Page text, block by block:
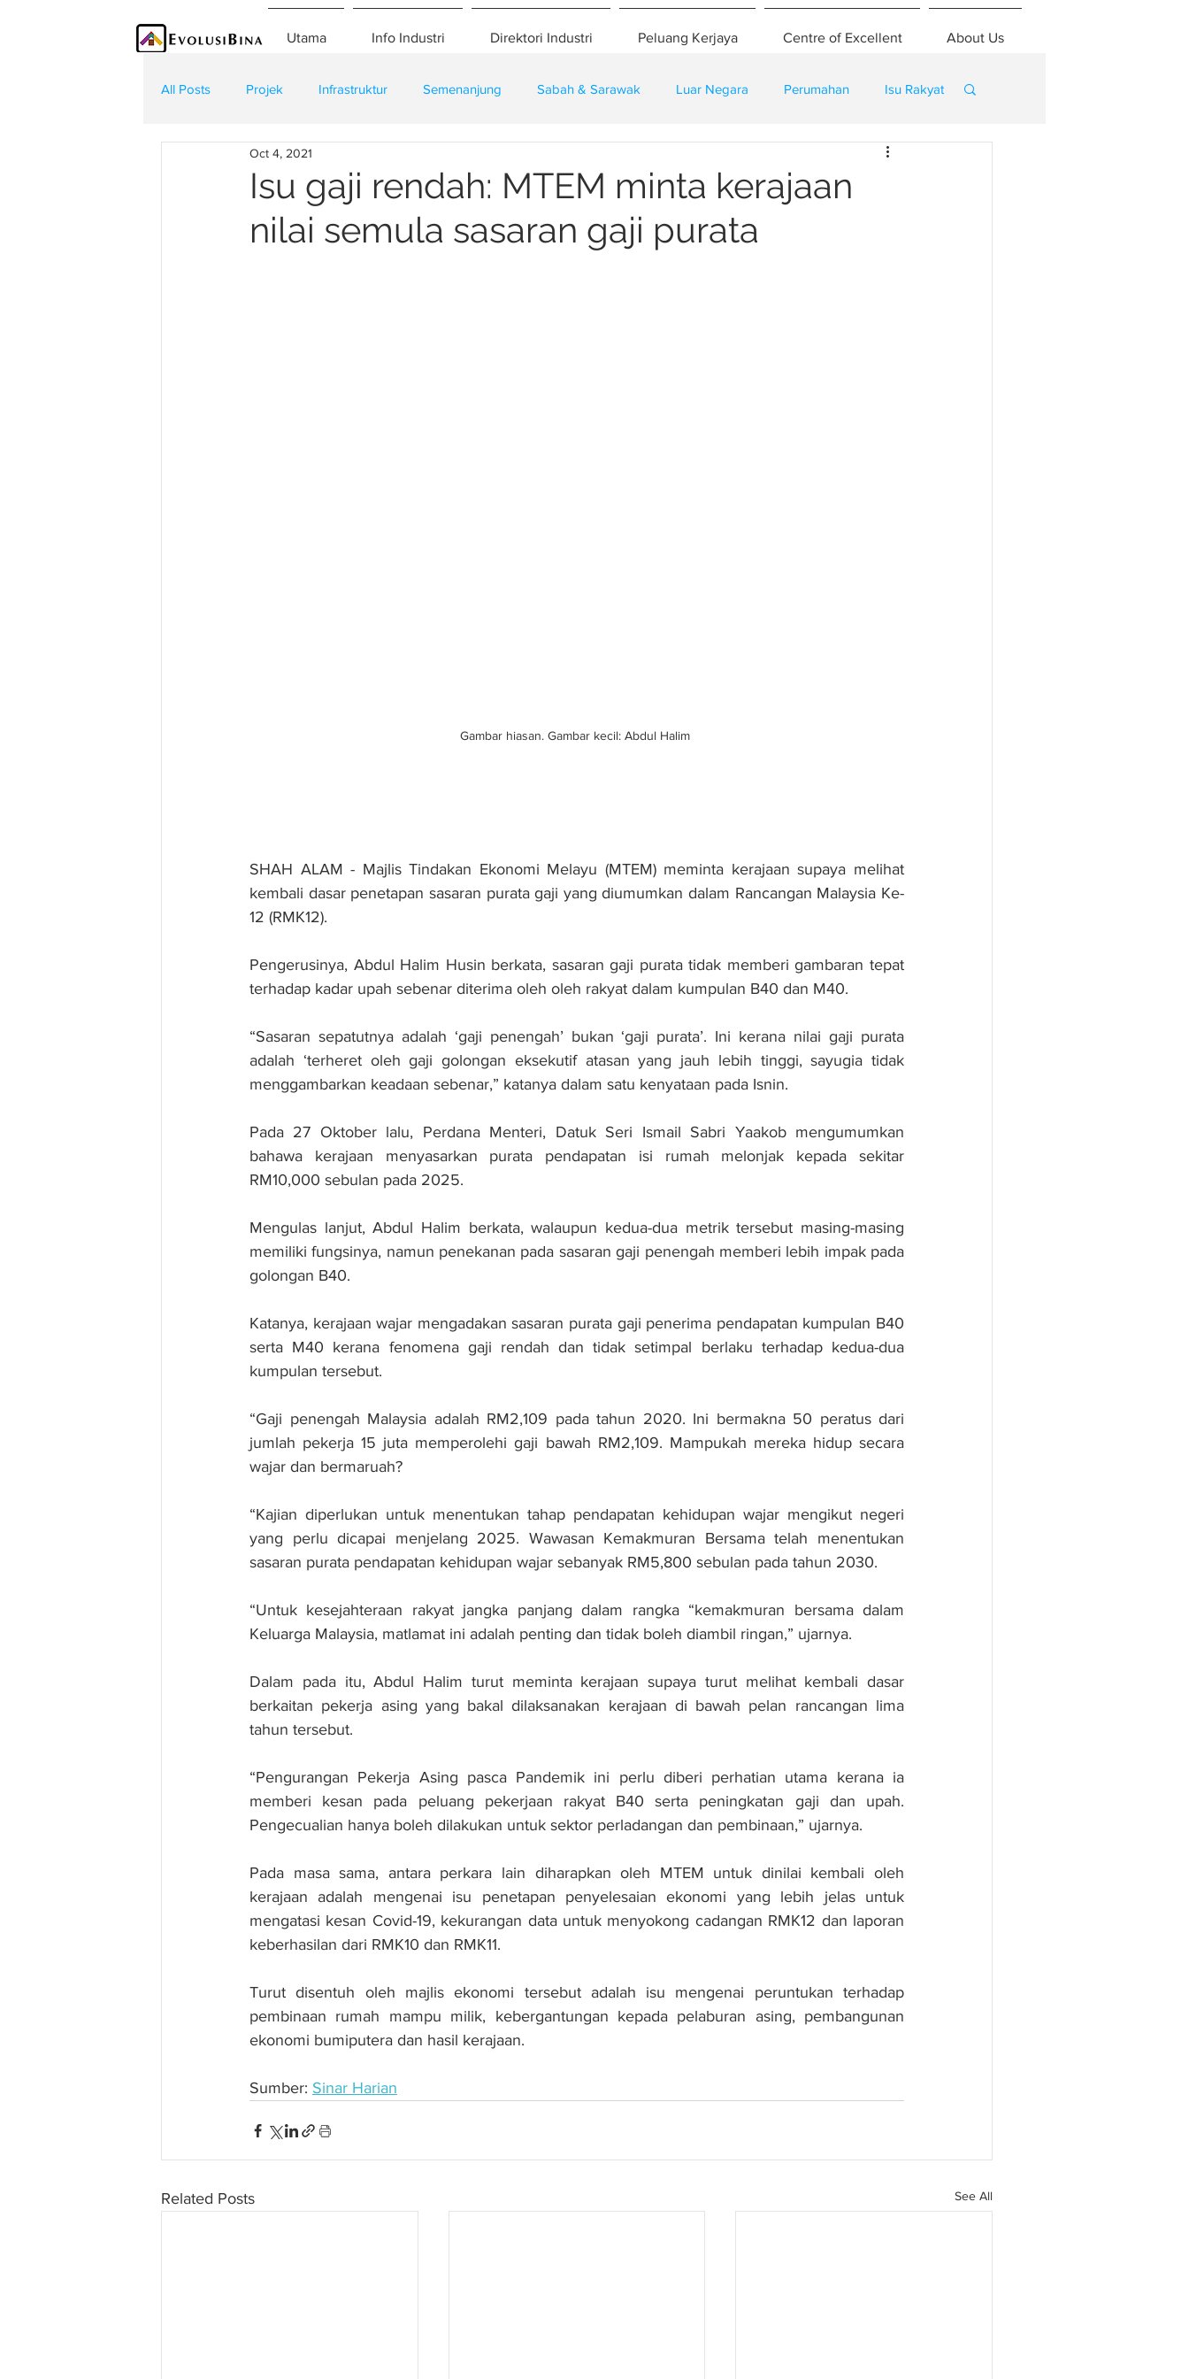
Utama Info Industri Direktori Industri Peluang Kerjaya Centre of Excellent About Us
All Posts Projek Infrastruktur Semenanjung Sabah & Sarawak Luar Negara Perumahan Isu Rakyat
Teknologi Kontraktor
Isu gaji rendah: MTEM minta kerajaan
nilai semula sasaran gaji purata
Oct 4, 2021
Gambar hiasan. Gambar kecil: Abdul Halim
SHAH ALAM - Majlis Tindakan Ekonomi Melayu (MTEM) meminta kerajaan supaya melihat
kembali dasar penetapan sasaran purata gaji yang diumumkan dalam Rancangan Malaysia Ke-
12 (RMK12).
Pengerusinya, Abdul Halim Husin berkata, sasaran gaji purata tidak memberi gambaran tepat
terhadap kadar upah sebenar diterima oleh oleh rakyat dalam kumpulan B40 dan M40.
“Sasaran sepatutnya adalah ‘gaji penengah’ bukan ‘gaji purata’. Ini kerana nilai gaji purata
adalah ‘terheret oleh gaji golongan eksekutif atasan yang jauh lebih tinggi, sayugia tidak
menggambarkan keadaan sebenar,” katanya dalam satu kenyataan pada Isnin.
Pada 27 Oktober lalu, Perdana Menteri, Datuk Seri Ismail Sabri Yaakob mengumumkan
bahawa kerajaan menyasarkan purata pendapatan isi rumah melonjak kepada sekitar
RM10,000 sebulan pada 2025.
Mengulas lanjut, Abdul Halim berkata, walaupun kedua-dua metrik tersebut masing-masing
memiliki fungsinya, namun penekanan pada sasaran gaji penengah memberi lebih impak pada
golongan B40.
Katanya, kerajaan wajar mengadakan sasaran purata gaji penerima pendapatan kumpulan B40
serta M40 kerana fenomena gaji rendah dan tidak setimpal berlaku terhadap kedua-dua
kumpulan tersebut.
“Gaji penengah Malaysia adalah RM2,109 pada tahun 2020. Ini bermakna 50 peratus dari
jumlah pekerja 15 juta memperolehi gaji bawah RM2,109. Mampukah mereka hidup secara
wajar dan bermaruah?
“Kajian diperlukan untuk menentukan tahap pendapatan kehidupan wajar mengikut negeri
yang perlu dicapai menjelang 2025. Wawasan Kemakmuran Bersama telah menentukan
sasaran purata pendapatan kehidupan wajar sebanyak RM5,800 sebulan pada tahun 2030.
“Untuk kesejahteraan rakyat jangka panjang dalam rangka “kemakmuran bersama dalam
Keluarga Malaysia, matlamat ini adalah penting dan tidak boleh diambil ringan,” ujarnya.
Dalam pada itu, Abdul Halim turut meminta kerajaan supaya turut melihat kembali dasar
berkaitan pekerja asing yang bakal dilaksanakan kerajaan di bawah pelan rancangan lima
tahun tersebut.
“Pengurangan Pekerja Asing pasca Pandemik ini perlu diberi perhatian utama kerana ia
memberi kesan pada peluang pekerjaan rakyat B40 serta peningkatan gaji dan upah.
Pengecualian hanya boleh dilakukan untuk sektor perladangan dan pembinaan,” ujarnya.
Pada masa sama, antara perkara lain diharapkan oleh MTEM untuk dinilai kembali oleh
kerajaan adalah mengenai isu penetapan penyelesaian ekonomi yang lebih jelas untuk
mengatasi kesan Covid-19, kekurangan data untuk menyokong cadangan RMK12 dan laporan
keberhasilan dari RMK10 dan RMK11.
Turut disentuh oleh majlis ekonomi tersebut adalah isu mengenai peruntukan terhadap
pembinaan rumah mampu milik, kebergantungan kepada pelaburan asing, pembangunan
ekonomi bumiputera dan hasil kerajaan.
Sumber: Sinar Harian
Related Posts See All